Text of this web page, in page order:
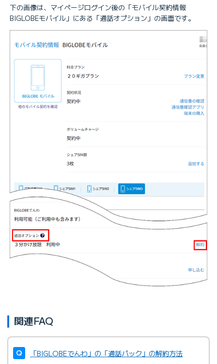
下の画像は、マイページログイン後の「モバイル契約情報
BIGLOBEモバイル」にある「通話オプション」の画面です。
関連FAQ
「BIGLOBEでんわ」の「通話パック」の解約方法